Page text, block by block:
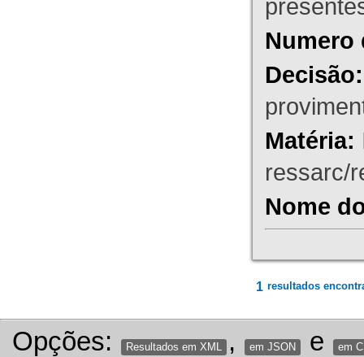
Numero
Decisão:
Matéria:
ressarc/
Nome
1 resultados
Opções: Resultados em XML , em JSON e em